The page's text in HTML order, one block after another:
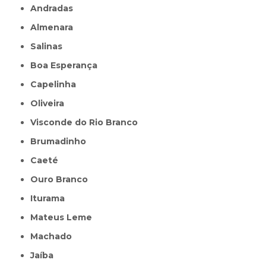
Andradas
Almenara
Salinas
Boa Esperança
Capelinha
Oliveira
Visconde do Rio Branco
Brumadinho
Caeté
Ouro Branco
Iturama
Mateus Leme
Machado
Jaíba